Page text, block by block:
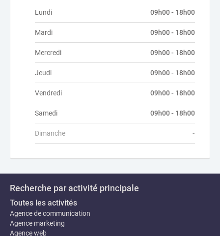
Lundi 09h00 - 18h00
Mardi 09h00 - 18h00
Mercredi 09h00 - 18h00
Jeudi 09h00 - 18h00
Vendredi 09h00 - 18h00
Samedi 09h00 - 18h00
Dimanche -
Recherche par activité principale
Toutes les activités
Agence de communication
Agence marketing
Agence web